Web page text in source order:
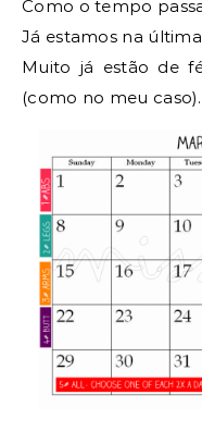
Como o tempo
Já estamos na
Muito já estão de
(como no meu caso).